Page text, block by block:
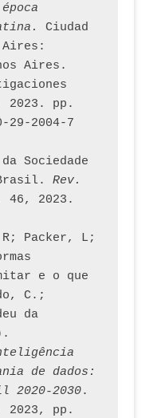
Ciudad
Aires:
Aires.
2023. pp.
29-2004-7
Sociedade
Rev.
R; Packer, L;
e o que
C.;
da
de dados:
2020-2030.
2023, pp.